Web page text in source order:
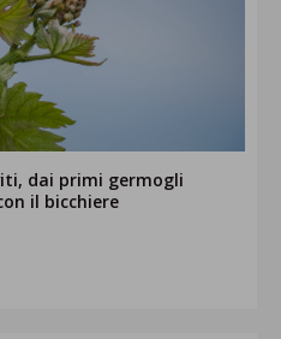
dai primi germogli
il bicchiere